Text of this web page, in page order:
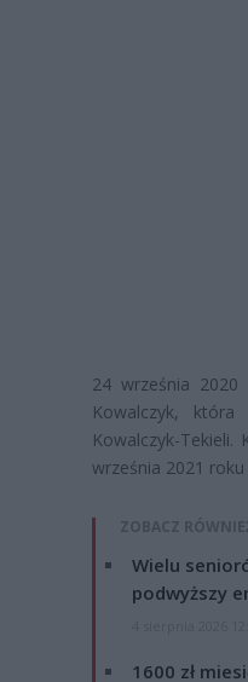
24 września 2020
Kowalczyk,
Kowalczyk-Tekieli.
września 2021
ZOBACZ
Wielu
podwyższy
1600 zł